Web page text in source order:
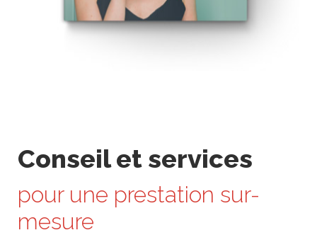
Conseil et services
pour une prestation sur-
mesure